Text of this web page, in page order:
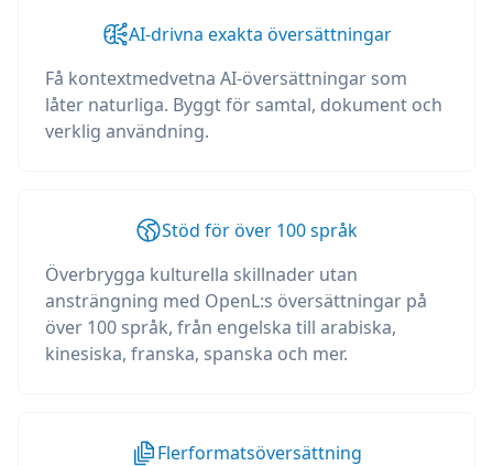
AI-drivna exakta översättningar
Få kontextmedvetna AI-översättningar som
låter naturliga. Byggt för samtal, dokument och
verklig användning.
Stöd för över 100 språk
Överbrygga kulturella skillnader utan
ansträngning med OpenL:s översättningar på
över 100 språk, från engelska till arabiska,
kinesiska, franska, spanska och mer.
Flerformatsöversättning